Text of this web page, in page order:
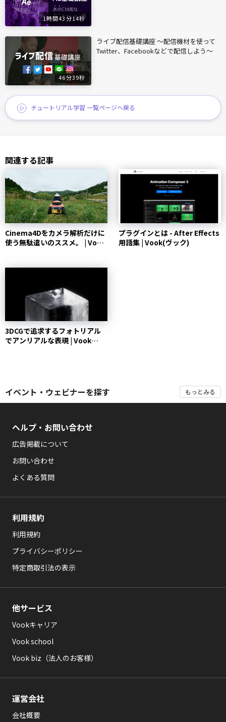
1時間43分14秒
46分39秒
ライブ配信基礎講座 〜配信機材を使って
Twitter、Facebookなどで配信しよう〜
チュートリアル学習 一覧ページへ戻る
関連する記事
Cinema4Dをカメラ解析だけに
使う無駄遣いのススメ。 | Vook
プラグインとは - After Effects
用語集 | Vook(ヴック)
3DCGで追求するフォトリアル
でアンリアルな表現 | Vook
イベント・ウェビナーを探す もっとみる
ヘルプ・お問い合わせ
広告掲載について
お問い合わせ
よくある質問
利用規約
利用規約
プライバシーポリシー
特定商取引法の表示
他サービス
Vookキャリア
Vook school
Vook biz（法人のお客様）
運営会社
会社概要